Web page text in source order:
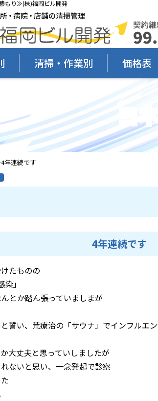
もり≫(株)福岡ビル開発
清掃・作業別 価格表
ヨ
4年連続です
4年連続です
たものの
」
とか踏ん張っていましまが
誓い、荒療治の「サウナ」でインフルエ
大丈夫と思っていしましたが
ないと思い、一念発起で診察